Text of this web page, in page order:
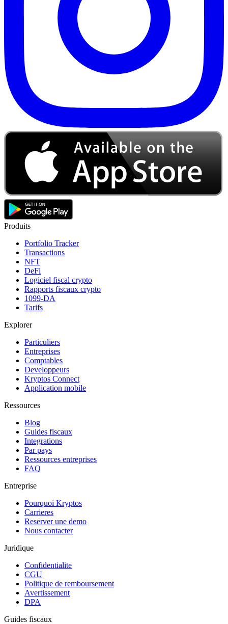
Produits
Portfolio Tracker
Transactions
NFT
DeFi
Logiciel fiscal crypto
Rapports fiscaux crypto
1099-DA
Tarifs
Explorer
Particuliers
Entreprises
Comptables
Developpeurs
Kryptos Connect
Application mobile
Ressources
Blog
Guides fiscaux
Integrations
Par pays
Ressources entreprises
FAQ
Entreprise
Pourquoi Kryptos
Carrieres
Reserver une demo
Nous contacter
Juridique
Confidentialite
CGU
Politique de remboursement
Avertissement
DPA
Guides fiscaux